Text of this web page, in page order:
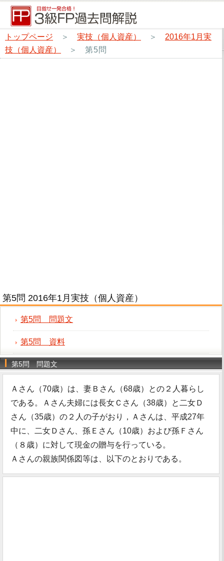
トップページ ＞ 実技（個人資産） ＞ 2016年1月実
技（個人資産）
＞ 第5問
第5問 2016年1月実技（個人資産）
第5問 問題文
第5問 資料
第5問 問題文
Ａさん（70歳）は、妻Ｂさん（68歳）との２人暮らし
である。Ａさん夫婦には長女Ｃさん（38歳）と二女Ｄ
さん（35歳）の２人の子がおり，Ａさんは、平成27年
中に、二女Ｄさん、孫Ｅさん（10歳）および孫Ｆさん
（８歳）に対して現金の贈与を行っている。
Ａさんの親族関係図等は、以下のとおりである。